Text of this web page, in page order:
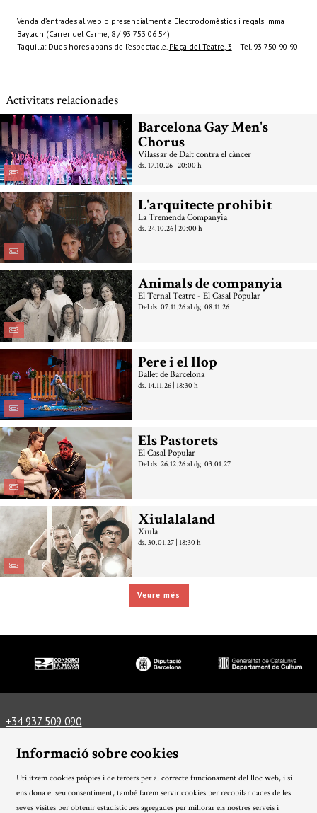
Venda d’entrades al web o presencialment a Electrodomèstics i regals Imma
Baylach (Carrer del Carme, 8 / 93 753 06 54)
Taquilla: Dues hores abans de l’espectacle. Plaça del Teatre, 3 – Tel. 93 750 90 90
Activitats relacionades
Barcelona Gay Men's
Chorus
Vilassar de Dalt contra el càncer
ds. 17.10.26| 20:00 h
L'arquitecte prohibit
La Tremenda Companyia
ds. 24.10.26| 20:00 h
Animals de companyia
El Ternal Teatre - El Casal Popular
Del ds. 07.11.26al dg. 08.11.26
Pere i el llop
Ballet de Barcelona
ds. 14.11.26| 18:30 h
Els Pastorets
El Casal Popular
Del ds. 26.12.26al dg. 03.01.27
Xiulalaland
Xiula
ds. 30.01.27| 18:30 h
Veure més
Diapositiva 1 de 3
+34 937 509 090
Plaça del Teatre, 3, 08339 Vilassar de Dalt
Com arribar-hi
Informació tècnica
Avís Legal | Ús de Cookies | Política de privacitat |
Condicions generals
| Sitemap | Transparència
Informació sobre cookies
Utilitzem cookies pròpies i de tercers per al correcte funcionament del lloc web, i si
ens dona el seu consentiment, també farem servir cookies per recopilar dades de les
seves visites per obtenir estadístiques agregades per millorar els nostres serveis i